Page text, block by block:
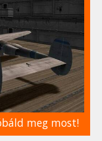
meg most!